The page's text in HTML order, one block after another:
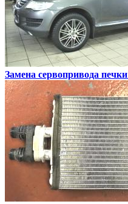
Замена сервопривода печки